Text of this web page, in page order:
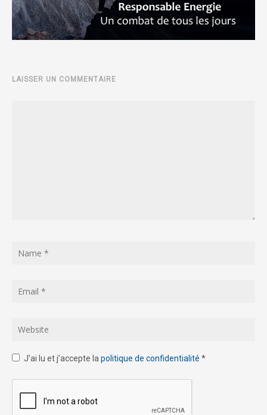
LAISSER UN COMMENTAIRE
J’ai lu et j’accepte lapolitique de confidentialité *